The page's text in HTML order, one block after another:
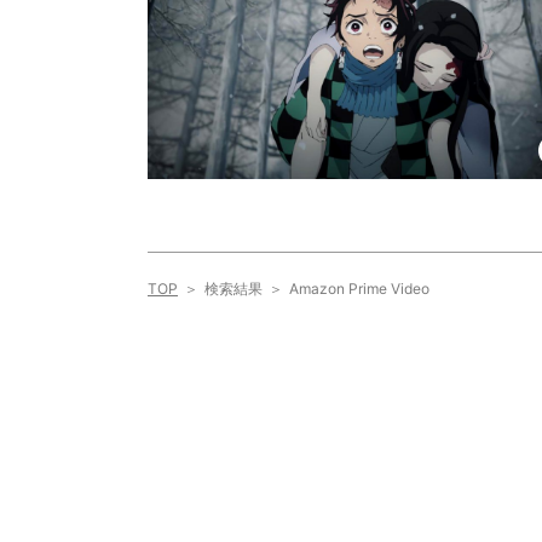
TOP 検索結果 Amazon Prime Video